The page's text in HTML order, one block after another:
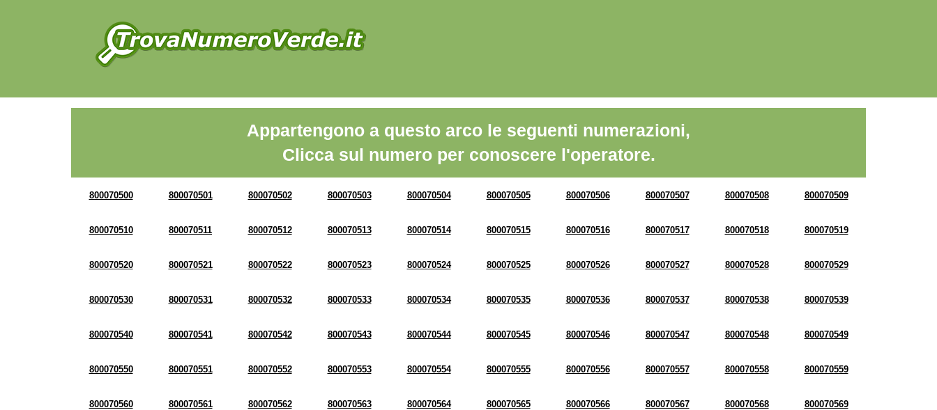
Appartengono a questo arco le seguenti numerazioni,
Clicca sul numero per conoscere l'operatore.
800070500 800070501 800070502 800070503 800070504 800070505 800070506 800070507 800070508 800070509
800070510 800070511 800070512 800070513 800070514 800070515 800070516 800070517 800070518 800070519
800070520 800070521 800070522 800070523 800070524 800070525 800070526 800070527 800070528 800070529
800070530 800070531 800070532 800070533 800070534 800070535 800070536 800070537 800070538 800070539
800070540 800070541 800070542 800070543 800070544 800070545 800070546 800070547 800070548 800070549
800070550 800070551 800070552 800070553 800070554 800070555 800070556 800070557 800070558 800070559
800070560 800070561 800070562 800070563 800070564 800070565 800070566 800070567 800070568 800070569